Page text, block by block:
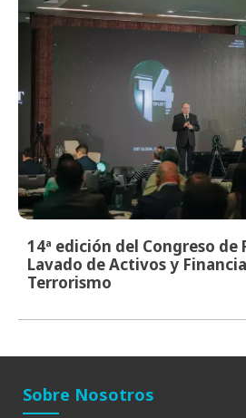
14ª edición del Congreso de
Lavado de Activos y
Terrorismo
Sobre Nosotros